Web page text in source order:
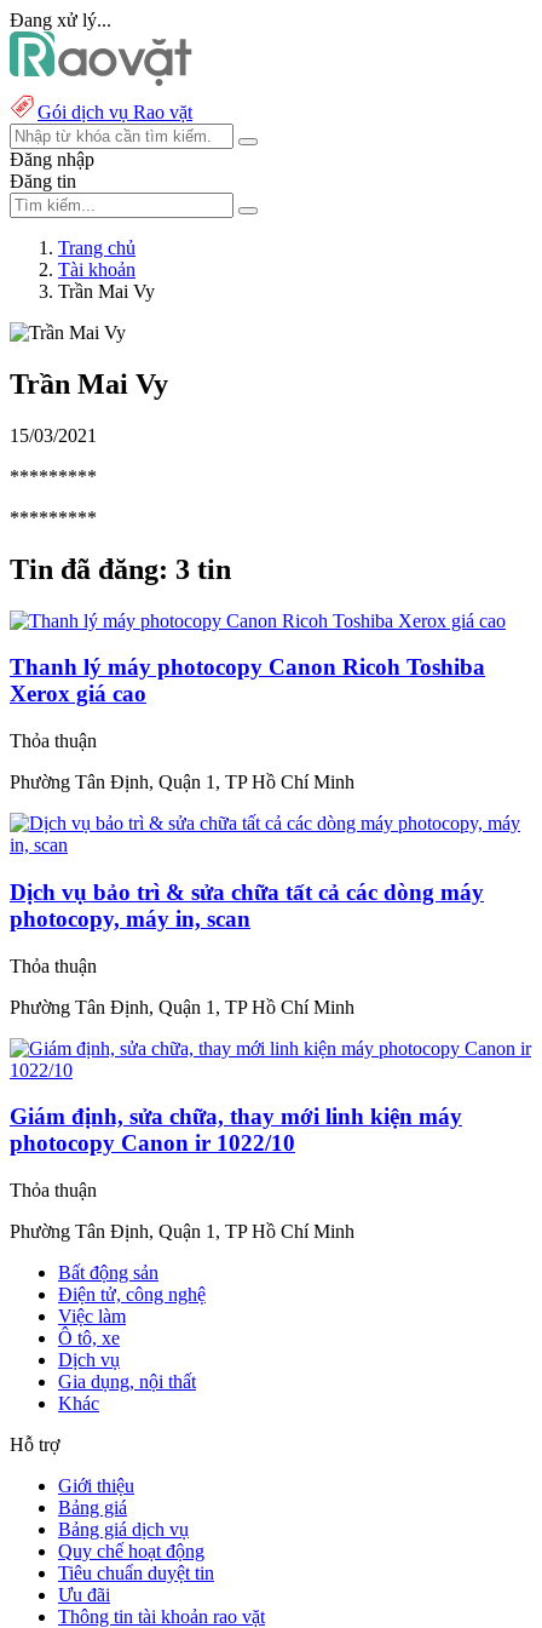
Đang xử lý...
Gói dịch vụ Rao vặt
Đăng nhập
Đăng tin
Trang chủ
Tài khoản
Trần Mai Vy
Trần Mai Vy
15/03/2021
*********
*********
Tin đã đăng: 3 tin
Thanh lý máy photocopy Canon Ricoh Toshiba
Xerox giá cao
Thỏa thuận
Phường Tân Định, Quận 1, TP Hồ Chí Minh
Dịch vụ bảo trì & sửa chữa tất cả các dòng máy
photocopy, máy in, scan
Thỏa thuận
Phường Tân Định, Quận 1, TP Hồ Chí Minh
Giám định, sửa chữa, thay mới linh kiện máy
photocopy Canon ir 1022/10
Thỏa thuận
Phường Tân Định, Quận 1, TP Hồ Chí Minh
Bất động sản
Điện tử, công nghệ
Việc làm
Ô tô, xe
Dịch vụ
Gia dụng, nội thất
Khác
Hỗ trợ
Giới thiệu
Bảng giá
Bảng giá dịch vụ
Quy chế hoạt động
Tiêu chuẩn duyệt tin
Ưu đãi
Thông tin tài khoản rao vặt